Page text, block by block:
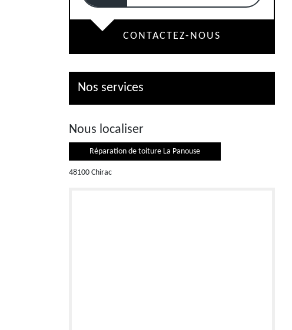
CONTACTEZ-NOUS
Nos services
Nous localiser
Réparation de toiture La Panouse
48100 Chirac